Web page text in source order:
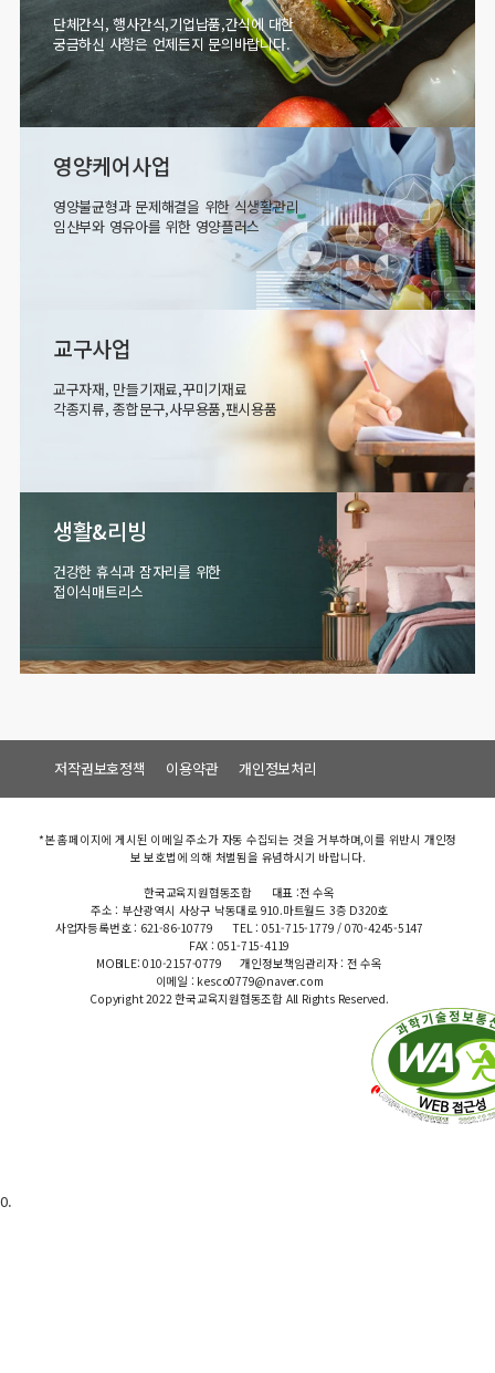
단체간식, 행사간식,기업납품,간식에 대한
궁금하신 사항은 언제든지 문의바랍니다.
영양케어사업
영양불균형과 문제해결을 위한 식생활관리
임산부와 영유아를 위한 영양플러스
교구사업
교구자재, 만들기재료,꾸미기재료
각종지류, 종합문구,사무용품,팬시용품
생활&리빙
건강한 휴식과 잠자리를 위한
접이식매트리스
저작권보호정책 이용약관 개인정보처리
*본 홈페이지에 게시된 이메일 주소가 자동 수집되는 것을 거부하며,이를 위반시 개인정
보 보호법에 의해 처벌됨을 유념하시기 바랍니다.
한국교육지원협동조합
대표 :전 수옥
주소 : 부산광역시 사상구 낙동대로 910.마트월드 3층 D320호
사업자등록번호 : 621-86-10779
TEL : 051-715-1779 / 070-4245-5147
FAX : 051-715-4119
MOBILE: 010-2157-0779
개인정보책임관리자 : 전 수옥
이메일 : kesco0779@naver.com
Copyright 2022 한국교육지원협동조합 All Rights Reserved.
0.